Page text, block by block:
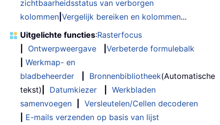
zichtbaarheidsstatus van verborgen
kolommen Vergelijk bereiken en kolommen...
Uitgelichte functies:Rasterfocus
Ontwerpweergave
Verbeterde formulebalk
Werkmap- en
bladbeheerder
Bronnenbibliotheek(Automatische
tekst)
Datumkiezer
Werkbladen
samenvoegen
Versleutelen/Cellen decoderen
E-mails verzenden op basis van lijst